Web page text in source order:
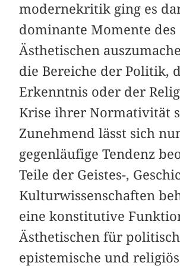
modernekritik ging es
dominante Momente des
Ästhetischen
die Bereiche der Politik,
Erkenntnis oder der
Krise ihrer Norma­tivität
Zunehmend lässt sich
gegenläufige Tendenz
Teile der Geistes-,
Kulturwissenschaften
eine konstitutive
Ästhetischen für
epistemische und